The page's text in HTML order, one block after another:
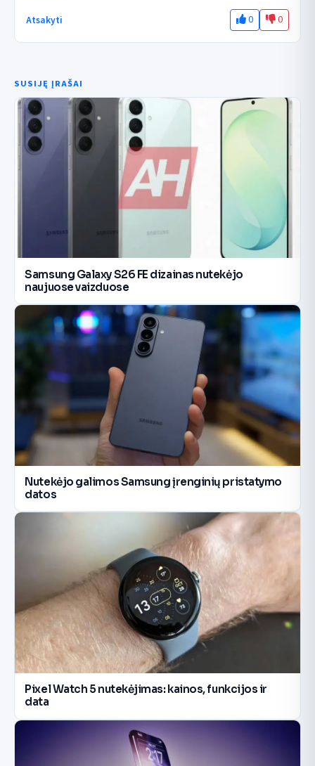
Atsakyti 0 0
SUSIJĘ ĮRAŠAI
Samsung Galaxy S26 FE dizainas nutekėjo
naujuose vaizduose
Nutekėjo galimos Samsung įrenginių pristatymo
datos
Pixel Watch 5 nutekėjimas: kainos, funkcijos ir
data